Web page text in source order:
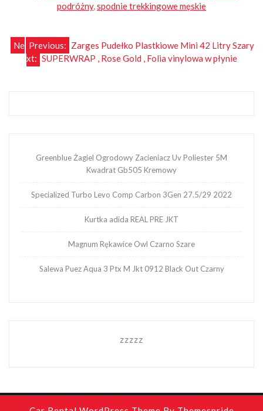
podróżny,spodnie trekkingowe męskie
Nawigacja
wpisu
Previous: Zarges Pudełko Plastkiowe Mini 42 Litry Szary
Ne
xt: SUPERWRAP , Rose Gold , Folia vinylowa w płynie
Greenblue Żagiel Ogrodowy Zacieniacz Uv Poliester 5M
Kwadrat Gb505 Kremowy
Specialized Turbo Levo Comp Carbon 3Gen 27.5/29 2022
Kurtka adida REAL PRE JKT
Magnum Rękawice Owl Czarno Szare
Salewa Puez Aqua 3 Ptx M Jkt 0912 Black Out Czarny
zzzzz